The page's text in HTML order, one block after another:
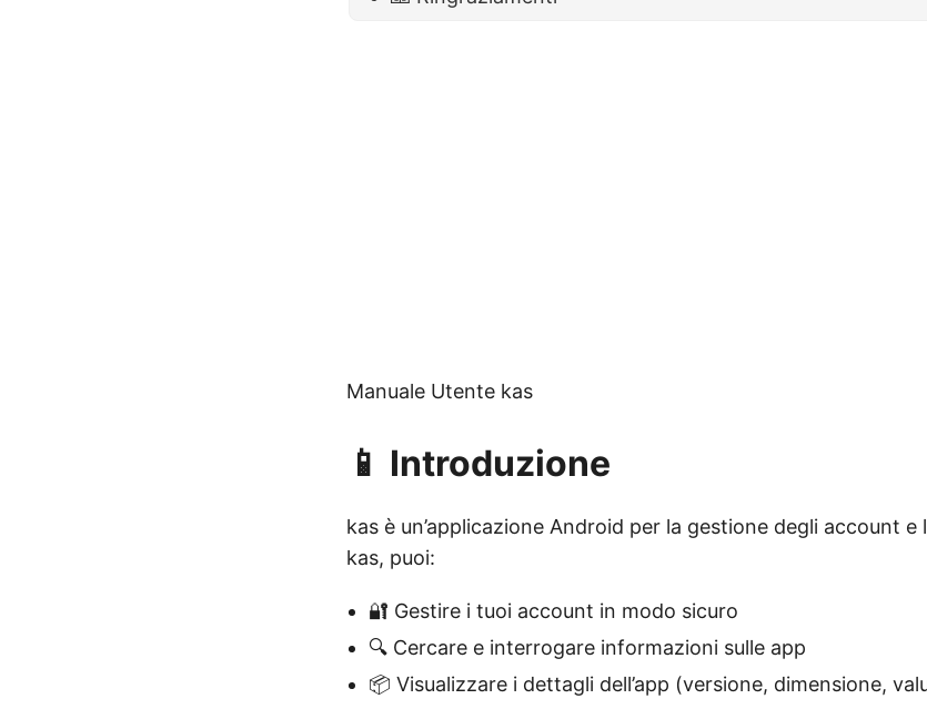
Manuale Utente kas
📱 Introduzione
kas è un’applicazione Android per la gestione degli account e
kas, puoi:
🔐 Gestire i tuoi account in modo sicuro
🔍 Cercare e interrogare informazioni sulle app
📦 Visualizzare i dettagli dell’app (versione, dimensione,